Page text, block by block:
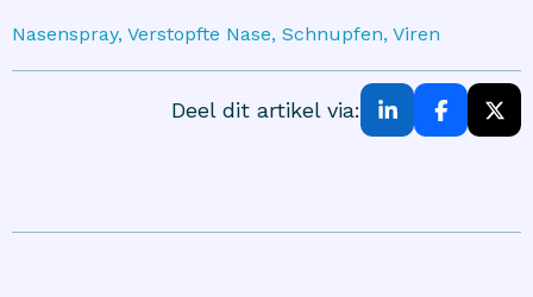
Nasenspray, Verstopfte Nase, Schnupfen, Viren
Deel dit artikel via: